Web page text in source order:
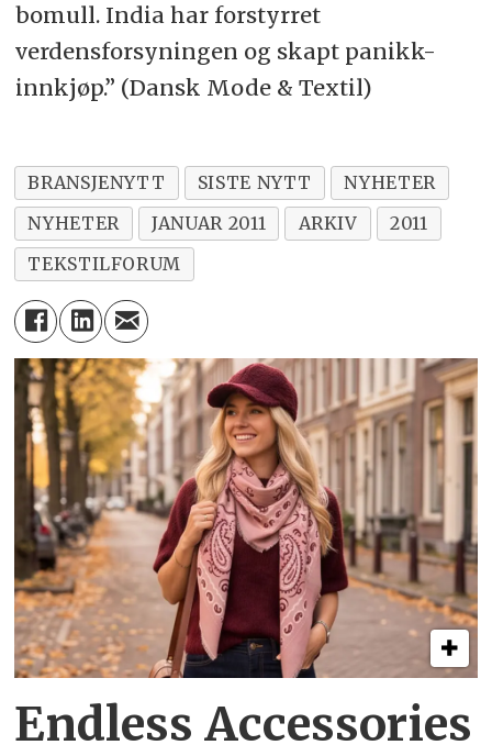
bomull. India har forstyrret
verdensforsyningen og skapt panikk-
innkjøp.” (Dansk Mode & Textil)
BRANSJENYTT SISTE NYTT
NYHETER
NYHETER
JANUAR 2011 ARKIV
2011
TEKSTILFORUM
Endless Accessories